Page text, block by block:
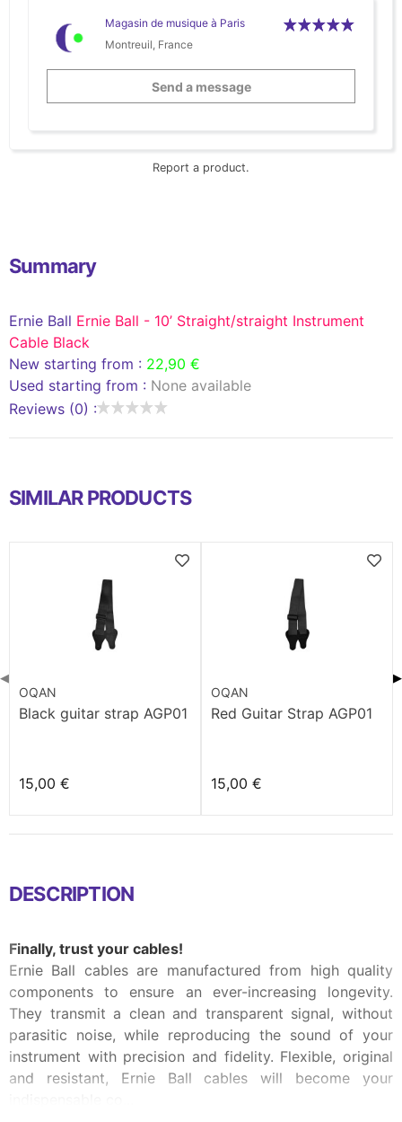
Magasin de musique à Paris
Montreuil, France
Send a message
Report a product.
Summary
Ernie Ball Ernie Ball - 10’ Straight/straight Instrument
Cable Black
New starting from : 22,90 €
Used starting from : None available
Reviews (0) :
SIMILAR PRODUCTS
OQAN
Black guitar strap AGP01
15,00 €
OQAN
Red Guitar Strap AGP01
15,00 €
◀ ▶
DESCRIPTION
Finally, trust your cables!
Ernie Ball cables are manufactured from high quality
components to ensure an ever-increasing longevity.
They transmit a clean and transparent signal, without
parasitic noise, while reproducing the sound of your
instrument with precision and fidelity. Flexible, original
and resistant, Ernie Ball cables will become your